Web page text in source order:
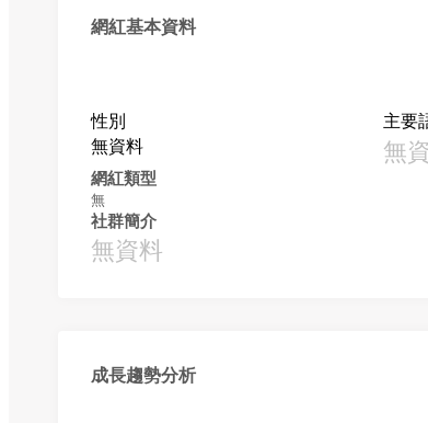
網紅基本資料
性別
無資料
主要
無
網紅類型
無
社群簡介
無資料
成長趨勢分析